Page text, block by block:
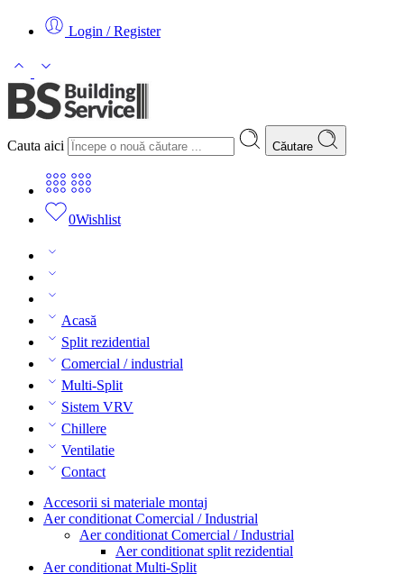
Login / Register
Cauta aici Căutare
0Wishlist
Acasă
Split rezidential
Comercial / industrial
Multi-Split
Sistem VRV
Chillere
Ventilatie
Contact
Accesorii si materiale montaj
Aer conditionat Comercial / Industrial
Aer conditionat Comercial / Industrial
Aer conditionat split rezidential
Aer conditionat Multi-Split